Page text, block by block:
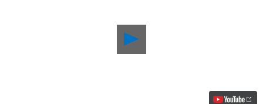
Aggiornamento